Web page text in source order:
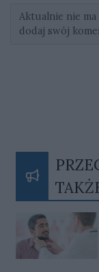
Aktualnie nie
dodaj swój